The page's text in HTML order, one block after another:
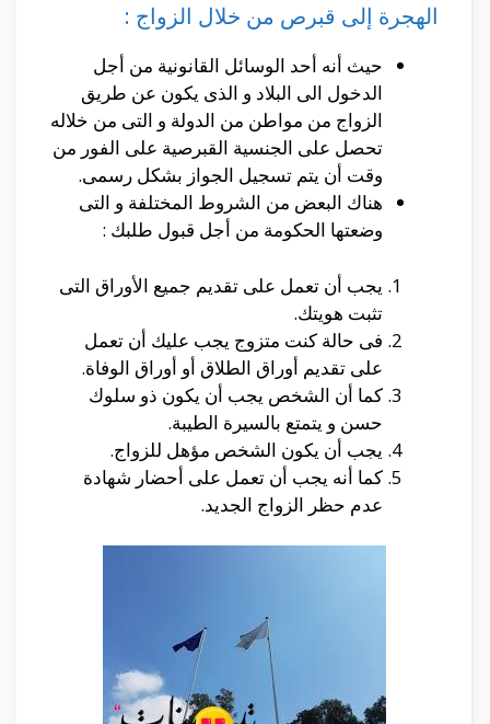
الهجرة إلى قبرص من خلال الزواج :
حيث أنه أحد الوسائل القانونية من أجل
الدخول الى البلاد و الذى يكون عن طريق
الزواج من مواطن من الدولة و التى من خلاله
تحصل على الجنسية القبرصية على الفور من
وقت أن يتم تسجيل الجواز بشكل رسمى.
هناك البعض من الشروط المختلفة و التى
وضعتها الحكومة من أجل قبول طلبك :
يجب أن تعمل على تقديم جميع الأوراق التى
تثبت هويتك.
فى حالة كنت متزوج يجب عليك أن تعمل
على تقديم أوراق الطلاق أو أوراق الوفاة.
كما أن الشخص يجب أن يكون ذو سلوك
حسن و يتمتع بالسيرة الطيبة.
يجب أن يكون الشخص مؤهل للزواج.
كما أنه يجب أن تعمل على أحضار شهادة
عدم حظر الزواج الجديد.